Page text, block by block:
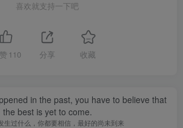
喜欢就支持一下吧
110 分享 收藏
in the past, you have to believe that
the best is yet to come.
生过什么，你都要相信，最好的尚未到来